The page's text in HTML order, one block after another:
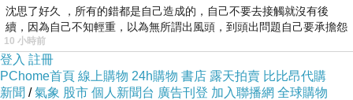
沈思了好久 ，所有的錯都是自己造成的，自己不要去接觸就沒有後
續，因為自己不知輕重，以為無所謂出風頭，到頭出問題自己要承擔怨
不
10 小時前
登入 註冊
PChome首頁 線上購物 24h購物 書店 露天拍賣 比比昂代購
新聞 /氣象 股市 個人新聞台 廣告刊登 加入聯播網 全球購物